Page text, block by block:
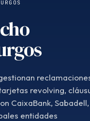
revolving,
CaixaBank, Sabadell,
entidades